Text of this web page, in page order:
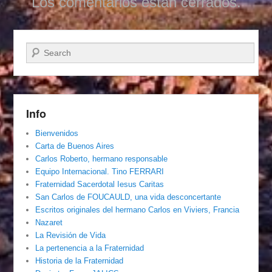
Buscar
Info
Bienvenidos
Carta de Buenos Aires
Carlos Roberto, hermano responsable
Equipo Internacional. Tino FERRARI
Fraternidad Sacerdotal Iesus Caritas
San Carlos de FOUCAULD, una vida desconcertante
Escritos originales del hermano Carlos en Viviers, Francia
Nazaret
La Revisión de Vida
La pertenencia a la Fraternidad
Historia de la Fraternidad